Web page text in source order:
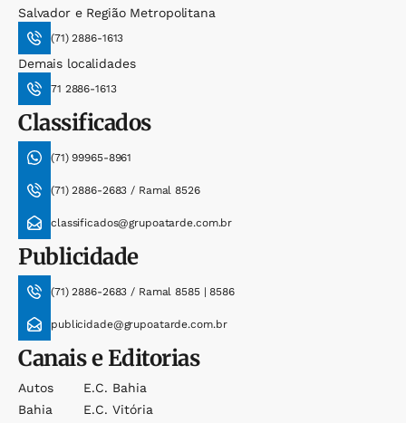
Salvador e Região Metropolitana
(71) 2886-1613
Demais localidades
71 2886-1613
Classificados
(71) 99965-8961
(71) 2886-2683 / Ramal 8526
classificados@grupoatarde.com.br
Publicidade
(71) 2886-2683 / Ramal 8585 | 8586
publicidade@grupoatarde.com.br
Canais e Editorias
Autos
Bahia
E.c. Bahia
E.c. Vitória